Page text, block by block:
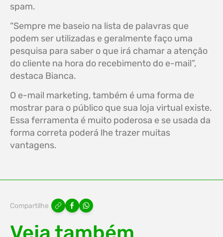
spam.
“Sempre me baseio na lista de palavras que
podem ser utilizadas e geralmente faço uma
pesquisa para saber o que irá chamar a atenção
do cliente na hora do recebimento do e-mail”,
destaca Bianca.
O e-mail marketing, também é uma forma de
mostrar para o público que sua loja virtual existe.
Essa ferramenta é muito poderosa e se usada da
forma correta poderá lhe trazer muitas
vantagens.
Compartilhe